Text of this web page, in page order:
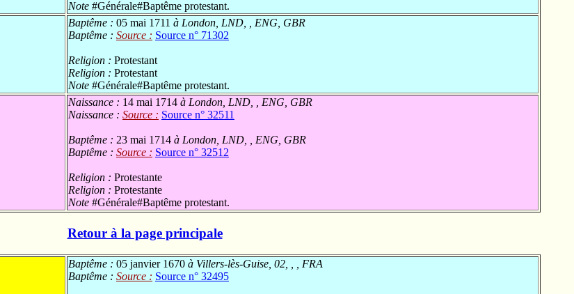
Note #Générale#Baptême protestant.
Baptême : 05 mai 1711 à London, LND, , ENG, GBR
Baptême : Source : Source n° 71302
Religion : Protestant
Religion : Protestant
Note #Générale#Baptême protestant.
Naissance : 14 mai 1714 à London, LND, , ENG, GBR
Naissance : Source : Source n° 32511
Baptême : 23 mai 1714 à London, LND, , ENG, GBR
Baptême : Source : Source n° 32512
Religion : Protestante
Religion : Protestante
Note #Générale#Baptême protestant.
Retour à la page principale
Baptême : 05 janvier 1670 à Villers-lès-Guise, 02, , , FRA
Baptême : Source : Source n° 32495